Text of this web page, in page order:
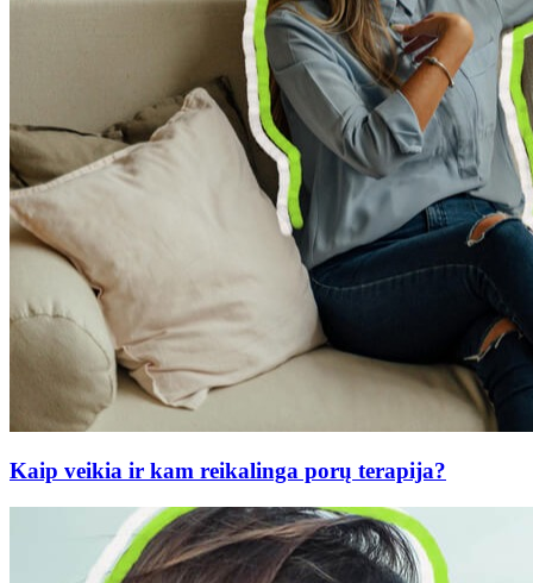
Kaip veikia ir kam reikalinga porų terapija?